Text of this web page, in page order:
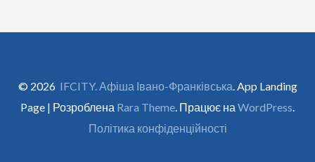
© 2026 IFCITY. Афіша Івано-Франківська . App Landing
Page | Розроблена Rara Theme . Працює на WordPress
Політика конфіденційності